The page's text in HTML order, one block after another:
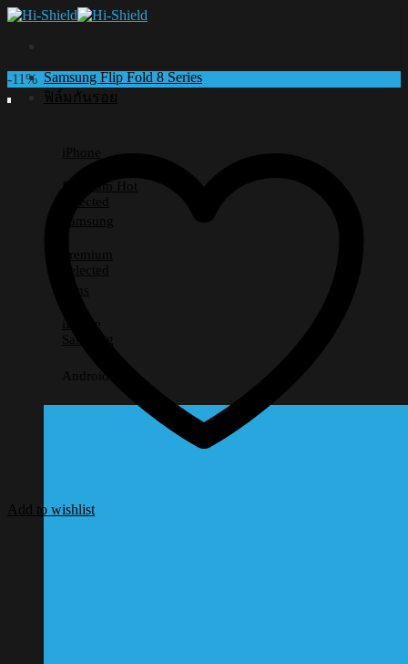
Skip
Samsung Flip Fold 8 Series
ฟิล์มกันรอย
iPhone
Premium
Selected
Samsung
Premium
Selected
Lens
iPhone
Samsung
Android อื่นๆ
-11%
Add to wishlist